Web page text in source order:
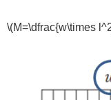
\(M=\dfrac{w\times